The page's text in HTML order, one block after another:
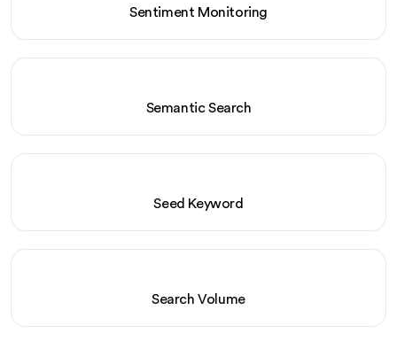
Sentiment Monitoring
Semantic Search
Seed Keyword
Search Volume